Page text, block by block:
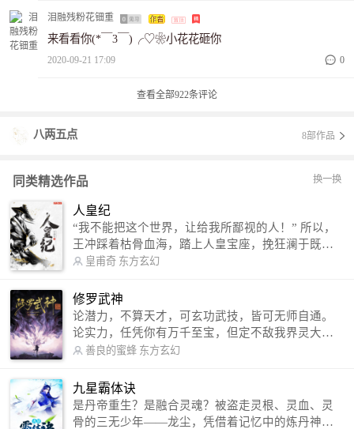
泪融残粉花钿重
来看看你(*￣3￣)╭♡❀小花花砸你
2020-09-21 17:09 0
查看全部922条评论
八两五点 8部作品
同类精选作品 换一换
人皇纪
“我不能把这个世界，让给我所鄙视的人！” 所以，
王冲踩着枯骨血海，踏上人皇宝座，挽狂澜于既
倒，扶大厦之将倾，成就了一段无上的传说！ 微信
微博：皇甫奇（地址：http://weibo.com/u/25284575
87） QQ交流群：320238210【普通群】 574501330
【VIP订阅群】 欢迎大家关注。
皇甫奇 东方玄幻
修罗武神
论潜力，不算天才，可玄功武技，皆可无师自通。
论实力，任凭你有万千至宝，但定不敌我界灵大
军。 我是谁？天下众生视我为修罗，却不知，我以
信公众号：善良的蜜蜂后援会）
善良的蜜蜂 东方玄幻
九星霸体诀
是丹帝重生？是融合灵魂？被盗走灵根、灵血、灵
骨的三无少年——龙尘，凭借着记忆中的炼丹神